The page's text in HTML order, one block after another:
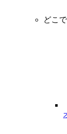
どこ